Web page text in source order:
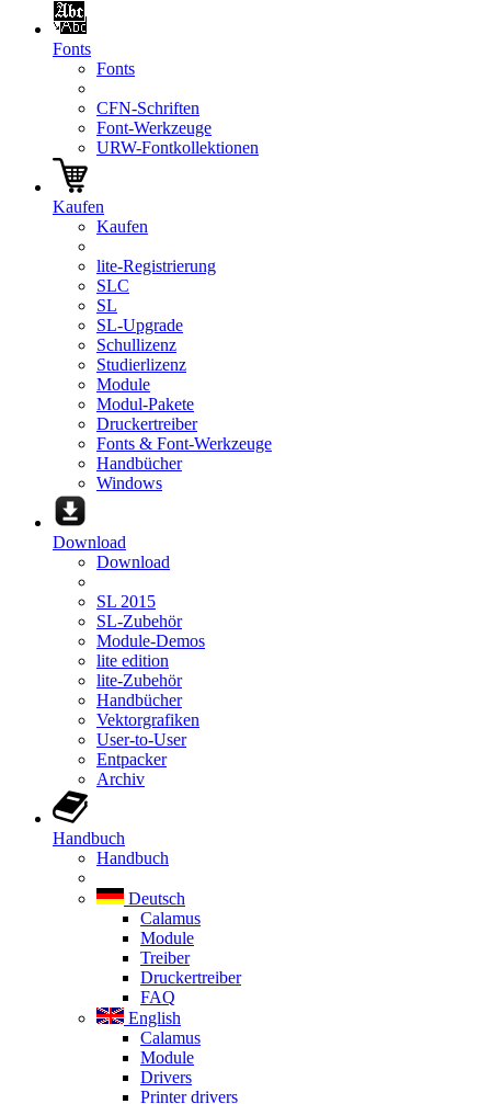
Fonts
Fonts
CFN-Schriften
Font-Werkzeuge
URW-Fontkollektionen
Kaufen
Kaufen
lite-Registrierung
SLC
SL
SL-Upgrade
Schullizenz
Studierlizenz
Module
Modul-Pakete
Druckertreiber
Fonts & Font-Werkzeuge
Handbücher
Windows
Download
Download
SL 2015
SL-Zubehör
Module-Demos
lite edition
lite-Zubehör
Handbücher
Vektorgrafiken
User-to-User
Entpacker
Archiv
Handbuch
Handbuch
Deutsch
Calamus
Module
Treiber
Druckertreiber
FAQ
English
Calamus
Module
Drivers
Printer drivers